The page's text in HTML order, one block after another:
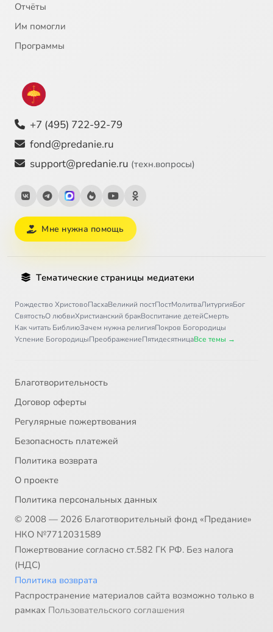
Отчёты
Им помогли
Программы
+7 (495) 722-92-79
fond@predanie.ru
support@predanie.ru (техн.вопросы)
Мне нужна помощь
Тематические страницы медиатеки
Рождество ХристовоПасхаВеликий постПостМолитваЛитургияБог
СвятостьО любвиХристианский бракВоспитание детейСмерть
Как читать БиблиюЗачем нужна религияПокров Богородицы
Успение БогородицыПреображениеПятидесятницаВсе темы →
Благотворительность
Договор оферты
Регулярные пожертвования
Безопасность платежей
Политика возврата
О проекте
Политика персональных данных
© 2008 — 2026 Благотворительный фонд «Предание»
НКО №7712031589
Пожертвование согласно ст.582 ГК РФ. Без налога
(НДС)
Политика возврата
Распространение материалов сайта возможно только в
рамках Пользовательского соглашения